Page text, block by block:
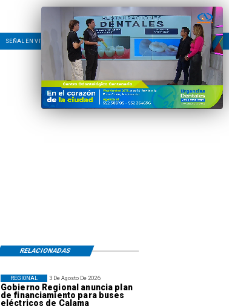
SEÑAL EN VIVO CONTACTO LÍNEA EDITORIAL
3 De Agosto De 2026
Gobierno Regional anuncia plan
de financiamiento para buses
eléctricos de Calama
REGIONAL
RELACIONADAS